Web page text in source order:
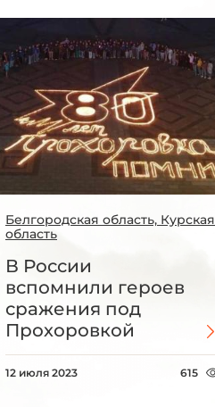
Белгородская область, Курская
область
В России
вспомнили героев
сражения под
Прохоровкой
12 июля 2023 615